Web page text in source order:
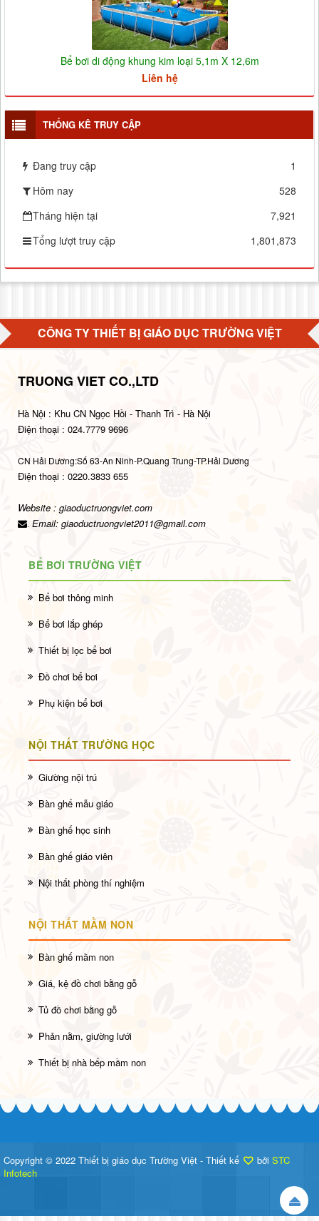
Bể bơi di động khung kim loại 5,1m X 12,6m
Liên hệ
THỐNG KÊ TRUY CẬP
Đang truy cập
1
Hôm nay
528
Tháng hiện tại
7,921
Tổng lượt truy cập
1,801,873
CÔNG TY THIẾT BỊ GIÁO DỤC TRƯỜNG VIỆT
TRUONG VIET CO.,LTD
Hà Nội : Khu CN Ngọc Hồi - Thanh Trì - Hà Nội
Điện thoại : 024.7779 9696
CN Hải Dương:Số 63-An Ninh-P.Quang Trung-TP.Hải Dương
Điện thoại : 0220.3833 655
Website : giaoductruongviet.com
Email: giaoductruongviet2011@gmail.com
BỂ BƠI TRƯỜNG VIỆT
Bể bơi thông minh
Bể bơi lắp ghép
Thiết bị lọc bể bơi
Đồ chơi bể bơi
Phụ kiện bể bơi
NỘI THẤT TRƯỜNG HỌC
Giường nội trú
Bàn ghế mẫu giáo
Bàn ghế học sinh
Bàn ghế giáo viên
Nội thất phòng thí nghiệm
NỘI THẤT MẦM NON
Bàn ghế mầm non
Giá, kệ đồ chơi bằng gỗ
Tủ đồ chơi bằng gỗ
Phản nằm, giường lưới
Thiết bị nhà bếp mầm non
Copyright © 2022 Thiết bị giáo dục Trường Việt - Thiết kế bởi STC
Infotech